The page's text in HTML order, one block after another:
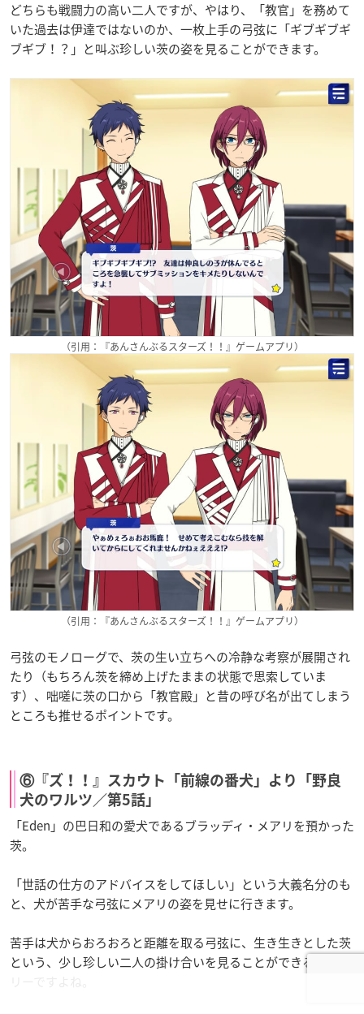
どちらも戦闘力の高い二人ですが、やはり、「教官」を務めて
いた過去は伊達ではないのか、一枚上手の弓弦に「ギブギブギ
ブギブ！？」と叫ぶ珍しい茨の姿を見ることができます。
（引用：『あんさんぶるスターズ！！』ゲームアプリ）
（引用：『あんさんぶるスターズ！！』ゲームアプリ）
弓弦のモノローグで、茨の生い立ちへの冷静な考察が展開され
たり（もちろん茨を締め上げたままの状態で思索していま
す）、咄嗟に茨の口から「教官殿」と昔の呼び名が出てしまう
ところも推せるポイントです。
⑥『ズ！！』スカウト「前線の番犬」より「野良
犬のワルツ／第5話」
「Eden」の巴日和の愛犬であるブラッディ・メアリを預かった
茨。
「世話の仕方のアドバイスをしてほしい」という大義名分のも
と、犬が苦手な弓弦にメアリの姿を見せに行きます。
苦手は犬からおろおろと距離を取る弓弦に、生き生きとした茨
という、少し珍しい二人の掛け合いを見ることができるストー